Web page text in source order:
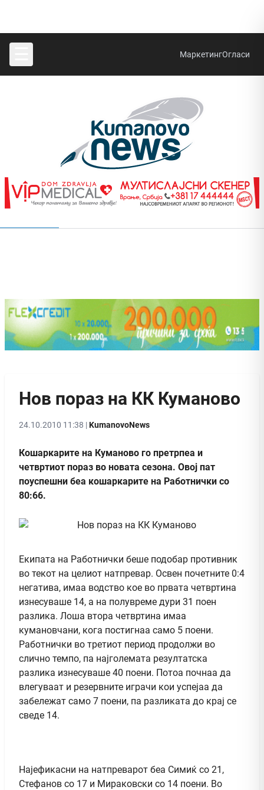
МаркетингОгласи
Нов пораз на КК Куманово
24.10.2010 11:38 |KumanovoNews
Кошаркарите на Куманово го претрпеа и
четвртиот пораз во новата сезона. Овој пат
поуспешни беа кошаркарите на Работнички со
80:66.
Екипата на Работнички беше подобар противник
во текот на целиот натпревар. Освен почетните 0:4
негатива, имаа водство кое во првата четвртина
изнесуваше 14, а на полувреме дури 31 поен
разлика. Лоша втора четвртина имаа
кумановчани, кога постигнаа само 5 поени.
Работнички во третиот период продолжи во
слично темпо, па најголемата резултатска
разлика изнесуваше 40 поени. Потоа почнаа да
влегуваат и резервните играчи кои успејаа да
забележат само 7 поени, па разликата до крај се
сведе 14.
Најефикасни на натпреварот беа Симиќ со 21,
Стефанов со 17 и Мираковски со 14 поени. Во